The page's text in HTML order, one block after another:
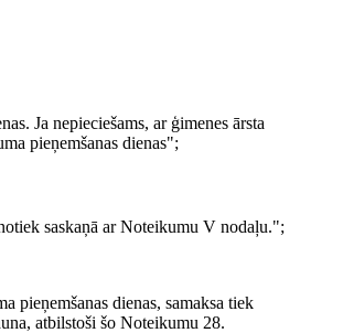
Ja nepieciešams, ar ģimenes ārsta
pieņemšanas dienas";
saskaņā ar Noteikumu V nodaļu.";
pieņemšanas dienas, samaksa tiek
atbilstoši šo Noteikumu 28.